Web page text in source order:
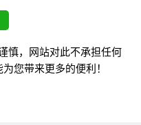
慎，网站对此不承担任何
您带来更多的便利！